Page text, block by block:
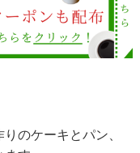
のケーキとパン、